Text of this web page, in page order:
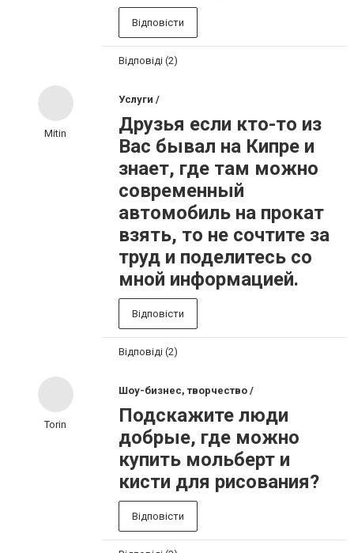
Відповісти
Відповіді (2)
Mitin
Услуги /
Друзья если кто-то из
Вас бывал на Кипре и
знает, где там можно
современный
автомобиль на прокат
взять, то не сочтите за
труд и поделитесь со
мной информацией.
Відповісти
Відповіді (2)
Torin
Шоу-бизнес, творчество /
Подскажите люди
добрые, где можно
купить мольберт и
кисти для рисования?
Відповісти